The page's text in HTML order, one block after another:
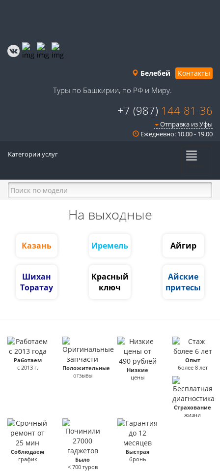
Белебей Контакты
Туры по Башкирии, по РФ и Миру.
+7 (987) 144-81-36
Отправка из Уфы
Ежедневно: 10.00 - 19.00
Категории услуг
На выходные
Казань Иремель Айгир
Шихан
Торатау
Красный
ключ
Айские
притесы
Работаем
с 2013 г.
Положительные
отзывы
Низкие
цены
Опыт
более 8 лет
Страхование
жизни
Соблюдаем
график
Было
< 700 туров
Быстрая
бронь